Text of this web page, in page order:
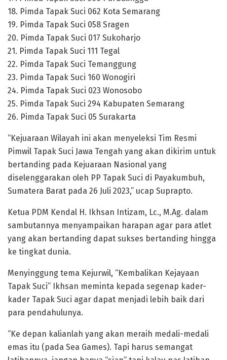
18. Pimda Tapak Suci 062 Kota Semarang
19. Pimda Tapak Suci 058 Sragen
20. Pimda Tapak Suci 017 Sukoharjo
21. Pimda Tapak Suci 111 Tegal
22. Pimda Tapak Suci Temanggung
23. Pimda Tapak Suci 160 Wonogiri
24. Pimda Tapak Suci 023 Wonosobo
25. Pimda Tapak Suci 294 Kabupaten Semarang
26. Pimda Tapak Suci 05 Surakarta
“Kejuaraan Wilayah ini akan menyeleksi Tim Resmi
Pimwil Tapak Suci Jawa Tengah yang akan dikirim untuk
bertanding pada Kejuaraan Nasional yang
diselenggarakan oleh PP Tapak Suci di Payakumbuh,
Sumatera Barat pada 26 Juli 2023,” ucap Suprapto.
Ketua PDM Kendal H. Ikhsan Intizam, Lc., M.Ag. dalam
sambutannya menyampaikan harapan agar para atlet
yang akan bertanding dapat sukses bertanding hingga
ke tingkat dunia.
Menyinggung tema Kejurwil, “Kembalikan Kejayaan
Tapak Suci” Ikhsan meminta kepada segenap kader-
kader Tapak Suci agar dapat menjadi lebih baik dari
para pendahulunya.
“Ke depan kalianlah yang akan meraih medali-medali
emas itu (pada Sea Games). Tapi harus semangat